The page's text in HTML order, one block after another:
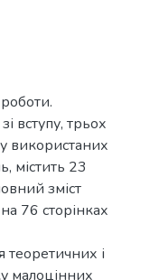
вступу, трьох
використаних
містить 23
зміст
76 сторінках
і
малоцінних